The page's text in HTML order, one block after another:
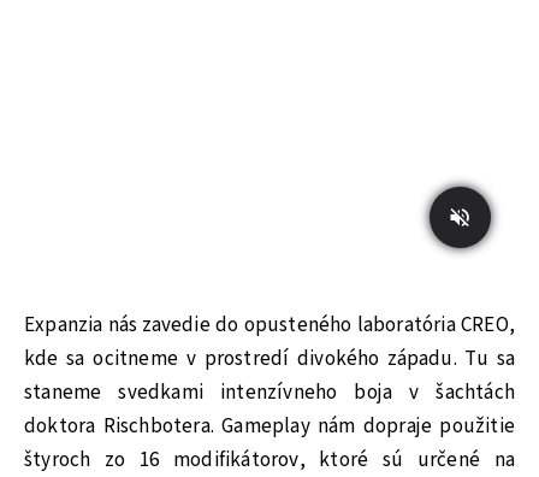
Expanzia nás zavedie do opusteného laboratória CREO,
kde sa ocitneme v prostredí divokého západu. Tu sa
staneme svedkami intenzívneho boja v šachtách
doktora Rischbotera. Gameplay nám dopraje použitie
štyroch zo 16 modifikátorov, ktoré sú určené na